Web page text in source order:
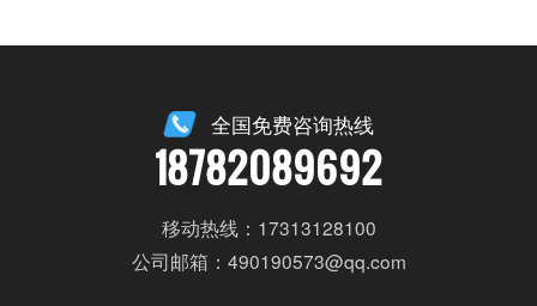
全国免费咨询热线
18782089692
移动热线：17313128100
公司邮箱：490190573@qq.com